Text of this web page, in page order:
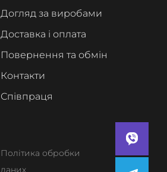
Догляд за виробами
Доставка і оплата
Повернення та обмін
Контакти
Співпраця
Політика обробки
даних